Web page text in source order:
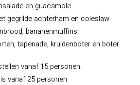
en guacamole
gegrilde achterham en coleslaw
bananenmuffins
tapenade, kruidenboter en boter
vanaf 15 personen.
vanaf 25 personen